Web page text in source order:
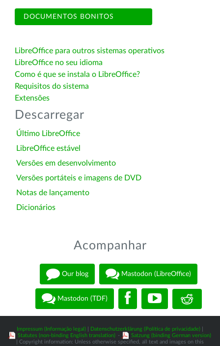
DOCUMENTOS BONITOS
LibreOffice para outros sistemas operativos
LibreOffice no seu idioma
Como é que se instala o LibreOffice?
Requisitos do sistema
Extensões
Descarregar
Último LibreOffice
LibreOffice estável
Versões em desenvolvimento
Versões portáteis e imagens de DVD
Notas de lançamento
Dicionários
Acompanhar
Our blog Mastodon (LibreOffice)
Mastodon (TDF)
Impressum (Informação legal) Datenschutzerklärung (Política de privacidade)
Statutes (non-binding English translation) -
Satzung (binding German version)
| Copyright information: Unless otherwise specified, all text and images on this